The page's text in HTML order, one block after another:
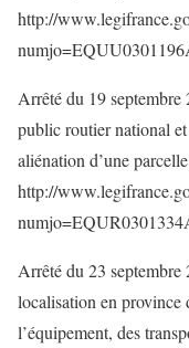
http://
Arrêté du 19 septembre
public routier national
aliénation d’une
http://
Arrêté du 23 septembre
localisation en province
l’équipement, des